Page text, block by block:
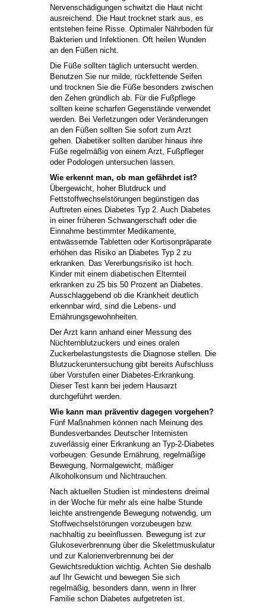
Nervenschädigungen schwitzt die Haut nicht
ausreichend. Die Haut trocknet stark aus, es
entstehen feine Risse. Optimaler Nährboden für
Bakterien und Infektionen. Oft heilen Wunden
an den Füßen nicht.
Die Füße sollten täglich untersucht werden.
Benutzen Sie nur milde, rückfettende Seifen
und trocknen Sie die Füße besonders zwischen
den Zehen gründlich ab. Für die Fußpflege
sollten keine scharfen Gegenstände verwendet
werden. Bei Verletzungen oder Veränderungen
an den Füßen sollten Sie sofort zum Arzt
gehen. Diabetiker sollten darüber hinaus ihre
Füße regelmäßig von einem Arzt, Fußpfleger
oder Podologen untersuchen lassen.
Wie erkennt man, ob man gefährdet ist?
Übergewicht, hoher Blutdruck und
Fettstoffwechselstörungen begünstigen das
Auftreten eines Diabetes Typ 2. Auch Diabetes
in einer früheren Schwangerschaft oder die
Einnahme bestimmter Medikamente,
entwässernde Tabletten oder Kortisonpräparate
erhöhen das Risiko an Diabetes Typ 2 zu
erkranken. Das Vererbungsrisiko ist hoch.
Kinder mit einem diabetischen Elternteil
erkranken zu 25 bis 50 Prozent an Diabetes.
Ausschlaggebend ob die Krankheit deutlich
erkennbar wird, sind die Lebens- und
Ernährungsgewohnheiten.
Der Arzt kann anhand einer Messung des
Nüchternblutzuckers und eines oralen
Zuckerbelastungstests die Diagnose stellen. Die
Blutzuckeruntersuchung gibt bereits Aufschluss
über Vorstufen einer Diabetes-Erkrankung.
Dieser Test kann bei jedem Hausarzt
durchgeführt werden.
Wie kann man präventiv dagegen vorgehen?
Fünf Maßnahmen können nach Meinung des
Bundesverbandes Deutscher Internisten
zuverlässig einer Erkrankung an Typ-2-Diabetes
vorbeugen: Gesunde Ernährung, regelmäßige
Bewegung, Normalgewicht, mäßiger
Alkoholkonsum und Nichtrauchen.
Nach aktuellen Studien ist mindestens dreimal
in der Woche für mehr als eine halbe Stunde
leichte anstrengende Bewegung notwendig, um
Stoffwechselstörungen vorzubeugen bzw.
nachhaltig zu beeinflussen. Bewegung ist zur
Glukoseverbrennung über die Skelettmuskulatur
und zur Kalorienverbrennung bei der
Gewichtsreduktion wichtig. Achten Sie deshalb
auf Ihr Gewicht und bewegen Sie sich
regelmäßig, besonders dann, wenn in Ihrer
Familie schon Diabetes aufgetreten ist.